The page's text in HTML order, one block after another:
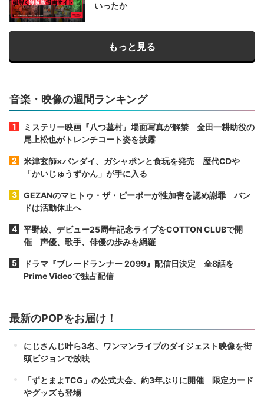
いったか
もっと見る
音楽・映像の週間ランキング
ミステリー映画『八つ墓村』場面写真が解禁 金田一耕助役の
尾上松也がトレンチコート姿を披露
米津玄師×バンダイ、ガシャポンと食玩を発売 歴代CDや
「かいじゅうずかん」が手に入る
GEZANのマヒトゥ・ザ・ピーポーが性加害を認め謝罪 バン
ドは活動休止へ
平野綾、デビュー25周年記念ライブをCOTTON CLUBで開
催 声優、歌手、俳優の歩みを網羅
ドラマ『ブレードランナー 2099』配信日決定 全8話を
Prime Videoで独占配信
最新のPOPをお届け！
にじさんじ叶ら3名、ワンマンライブのダイジェスト映像を街
頭ビジョンで放映
「ずとまよTCG」の公式大会、約3年ぶりに開催 限定カード
やグッズも登場